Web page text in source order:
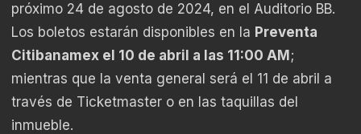
próximo 24 de agosto de 2024, en el Auditorio BB.
Los boletos estarán disponibles en la Preventa
Citibanamex el 10 de abril a las 11:00 AM ;
mientras que la venta general será el 11 de abril a
través de Ticketmaster o en las taquillas del
inmueble.